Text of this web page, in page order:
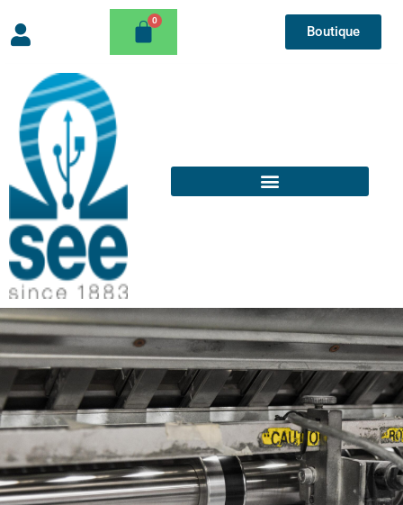
Boutique